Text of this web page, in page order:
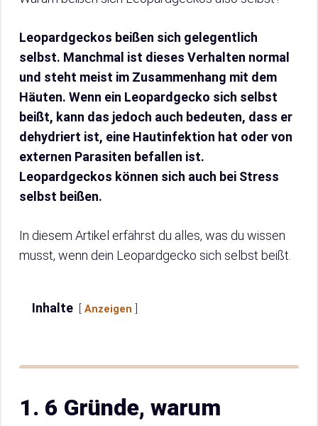
Leopardgeckos beißen sich gelegentlich
selbst. Manchmal ist dieses Verhalten normal
und steht meist im Zusammenhang mit dem
Häuten. Wenn ein Leopardgecko sich selbst
beißt, kann das jedoch auch bedeuten, dass er
dehydriert ist, eine Hautinfektion hat oder von
externen Parasiten befallen ist.
Leopardgeckos können sich auch bei Stress
selbst beißen.
In diesem Artikel erfährst du alles, was du wissen
musst, wenn dein Leopardgecko sich selbst beißt.
Inhalte Anzeigen
1. 6 Gründe, warum